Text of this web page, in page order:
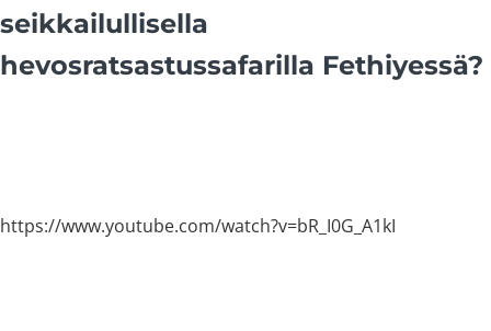
seikkailullisella
hevosratsastussafarilla Fethiyessä?
https://www.youtube.com/watch?v=bR_I0G_A1kI